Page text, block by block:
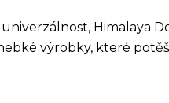
Himalaya
výrobky, které